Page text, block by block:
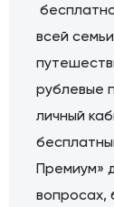
всей
рублевые
личный
Премиум»
вопросах,